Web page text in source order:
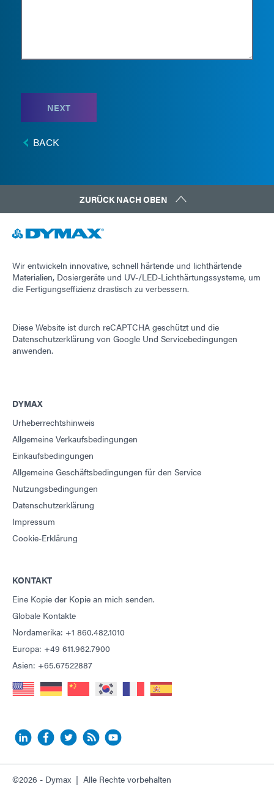
NEXT
BACK
ZURÜCK NACH OBEN
Wir entwickeln innovative, schnell härtende und lichthärtende
Materialien, Dosiergeräte und UV-/LED-Lichthärtungssysteme, um
die Fertigungseffizienz drastisch zu verbessern.
Diese Website ist durch reCAPTCHA geschützt und die
Datenschutzerklärung von Google Und Servicebedingungen
anwenden.
DYMAX
Urheberrechtshinweis
Allgemeine Verkaufsbedingungen
Einkaufsbedingungen
Allgemeine Geschäftsbedingungen für den Service
Nutzungsbedingungen
Datenschutzerklärung
Impressum
Cookie-Erklärung
KONTAKT
Eine Kopie der Kopie an mich senden.
Globale Kontakte
Nordamerika: +1 860.482.1010
Europa: +49 611.962.7900
Asien: +65.67522887
©2026 - Dymax | Alle Rechte vorbehalten